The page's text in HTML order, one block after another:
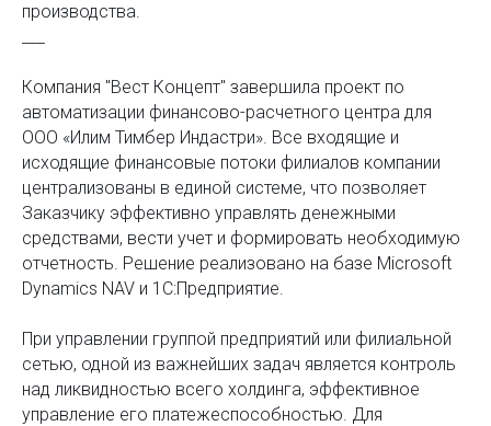
производства.
Компания "Вест Концепт" завершила проект по
автоматизации финансово-расчетного центра для
ООО «Илим Тимбер Индастри». Все входящие и
исходящие финансовые потоки филиалов компании
централизованы в единой системе, что позволяет
Заказчику эффективно управлять денежными
средствами, вести учет и формировать необходимую
отчетность. Решение реализовано на базе Microsoft
Dynamics NAV и 1С:Предприятие.
При управлении группой предприятий или филиальной
сетью, одной из важнейших задач является контроль
над ликвидностью всего холдинга, эффективное
управление его платежеспособностью. Для